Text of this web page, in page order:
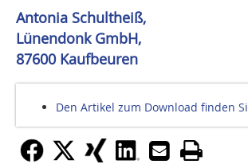
Antonia Schultheiß,
Lünendonk GmbH,
87600 Kaufbeuren
Den Artikel zum Download finden